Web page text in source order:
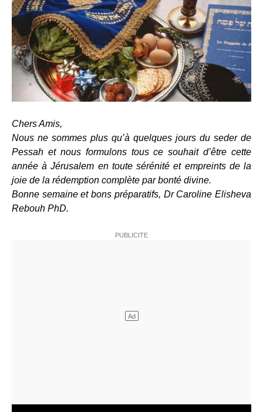
Chers Amis,
Nous ne sommes plus qu’à quelques jours du seder de
Pessah et nous formulons tous ce souhait d’être cette
année à Jérusalem en toute sérénité et empreints de la
joie de la rédemption complète par bonté divine.
Bonne semaine et bons préparatifs, Dr Caroline Elisheva
Rebouh PhD.